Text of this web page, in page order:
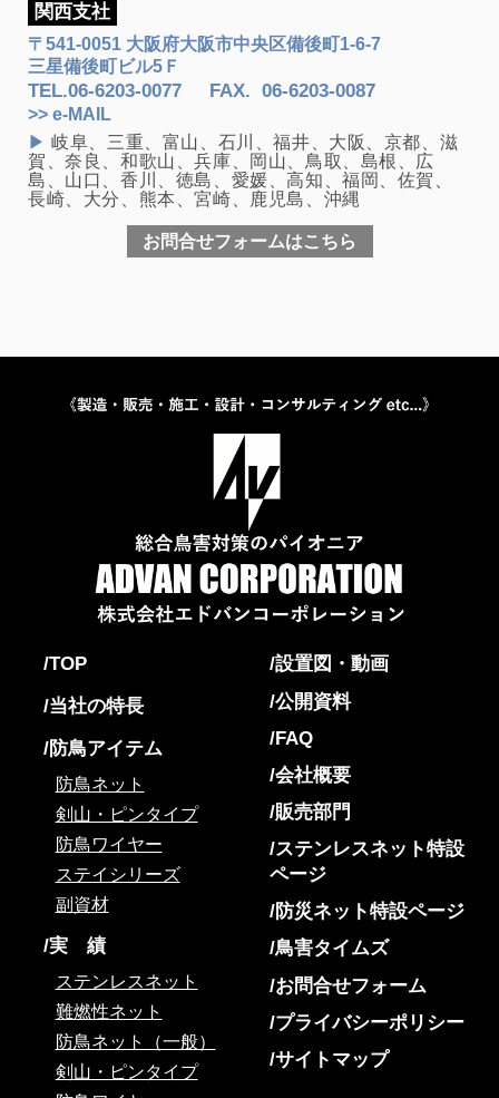
関西支社
TEL.06-6203-0077 FAX. 06-6203-0087
〒541-0051 大阪府大阪市中央区備後町1-6-7
三星備後町ビル5Ｆ
>> e-MAIL
▶岐阜、三重、富山、石川、福井、大阪、京都、滋
賀、奈良、和歌山、兵庫、岡山、鳥取、島根、広
島、山口、香川、徳島、愛媛、高知、福岡、佐賀、
長崎、大分、熊本、宮崎、鹿児島、沖縄
お問合せフォームはこちら
TOP
当社の特長
防鳥アイテム
防鳥ネット
剣山・ピンタイプ
防鳥ワイヤー
ステイシリーズ
副資材
実 績
ステンレスネット
難燃性ネット
防鳥ネット（一般）
剣山・ピンタイプ
設置図・動画
公開資料
FAQ
会社概要
販売部門
ステンレスネット特設
ページ
防災ネット特設ページ
鳥害タイムズ
お問合せフォーム
プライバシーポリシー
サイトマップ